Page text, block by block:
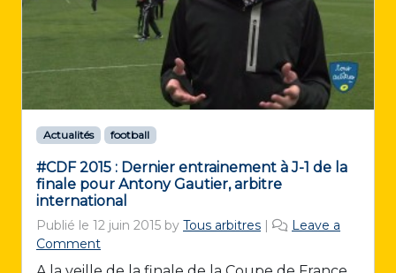
Actualités football
#CDF 2015 : Dernier entrainement à J-1 de la
finale pour Antony Gautier, arbitre
international
Publié le 12 juin 2015 by Tous arbitres |
Leave a
Comment